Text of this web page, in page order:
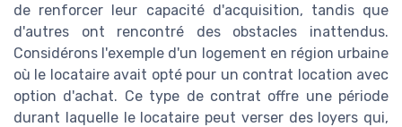
de renforcer leur capacité d'acquisition, tandis que
d'autres ont rencontré des obstacles inattendus.
Considérons l'exemple d'un logement en région urbaine
où le locataire avait opté pour un contrat location avec
option d'achat. Ce type de contrat offre une période
durant laquelle le locataire peut verser des loyers qui,